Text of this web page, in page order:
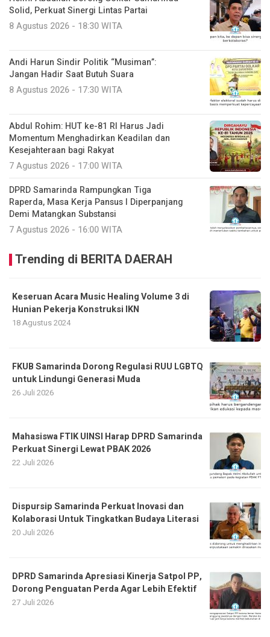
Solid, Perkuat Sinergi Lintas Partai
8 Agustus 2026 - 18:30 WITA
Andi Harun Sindir Politik “Musiman”:
Jangan Hadir Saat Butuh Suara
8 Agustus 2026 - 17:30 WITA
Abdul Rohim: HUT ke-81 RI Harus Jadi
Momentum Menghadirkan Keadilan dan
Kesejahteraan bagi Rakyat
7 Agustus 2026 - 17:00 WITA
DPRD Samarinda Rampungkan Tiga
Raperda, Masa Kerja Pansus I Diperpanjang
Demi Matangkan Substansi
7 Agustus 2026 - 16:00 WITA
Trending di BERITA DAERAH
Keseruan Acara Music Healing Volume 3 di
Hunian Pekerja Konstruksi IKN
18 Agustus 2024
FKUB Samarinda Dorong Regulasi RUU LGBTQ
untuk Lindungi Generasi Muda
26 Juli 2026
Mahasiswa FTIK UINSI Harap DPRD Samarinda
Perkuat Sinergi Lewat PBAK 2026
22 Juli 2026
Dispursip Samarinda Perkuat Inovasi dan
Kolaborasi Untuk Tingkatkan Budaya Literasi
20 Juli 2026
DPRD Samarinda Apresiasi Kinerja Satpol PP,
Dorong Penguatan Perda Agar Lebih Efektif
27 Juli 2026